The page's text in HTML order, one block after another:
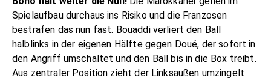
Spielaufbau durchaus ins Risiko und die Franzosen
bestrafen das nun fast. Bouaddi verliert den Ball
halblinks in der eigenen Hälfte gegen Doué, der sofort in
den Angriff umschaltet und den Ball bis in die Box treibt.
Aus zentraler Position zieht der Linksaußen umzingelt